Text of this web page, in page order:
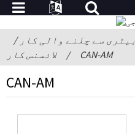
بیٹری سے چلنے والی کار
لائسنس کار
CAN-AM
CAN-AM